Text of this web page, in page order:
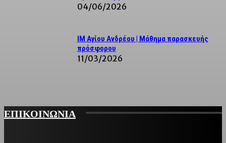
04/06/2026
ΙΜ Αγίου Ανδρέου | Μάθημα παρασκευής
πρόσφορου
11/03/2026
ΕΠΙΚΟΙΝΩΝΙΑ